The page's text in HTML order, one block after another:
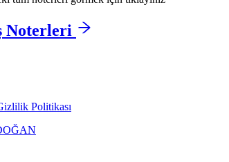
Noterleri
Politikası